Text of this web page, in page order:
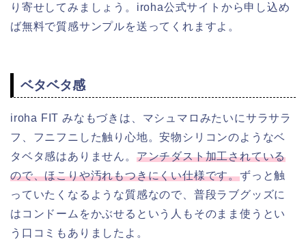
り寄せしてみましょう。iroha公式サイトから申し込め
ば無料で質感サンプルを送ってくれますよ。
ベタベタ感
iroha FIT みなもづきは、マシュマロみたいにサラサラ
フ、フニフニした触り心地。安物シリコンのようなベ
タベタ感はありません。 アンチダスト加工されている
ので、ほこりや汚れもつきにくい仕様です。ずっと触
っていたくなるような質感なので、普段ラブグッズに
はコンドームをかぶせるという人もそのまま使うとい
う口コミもありましたよ。